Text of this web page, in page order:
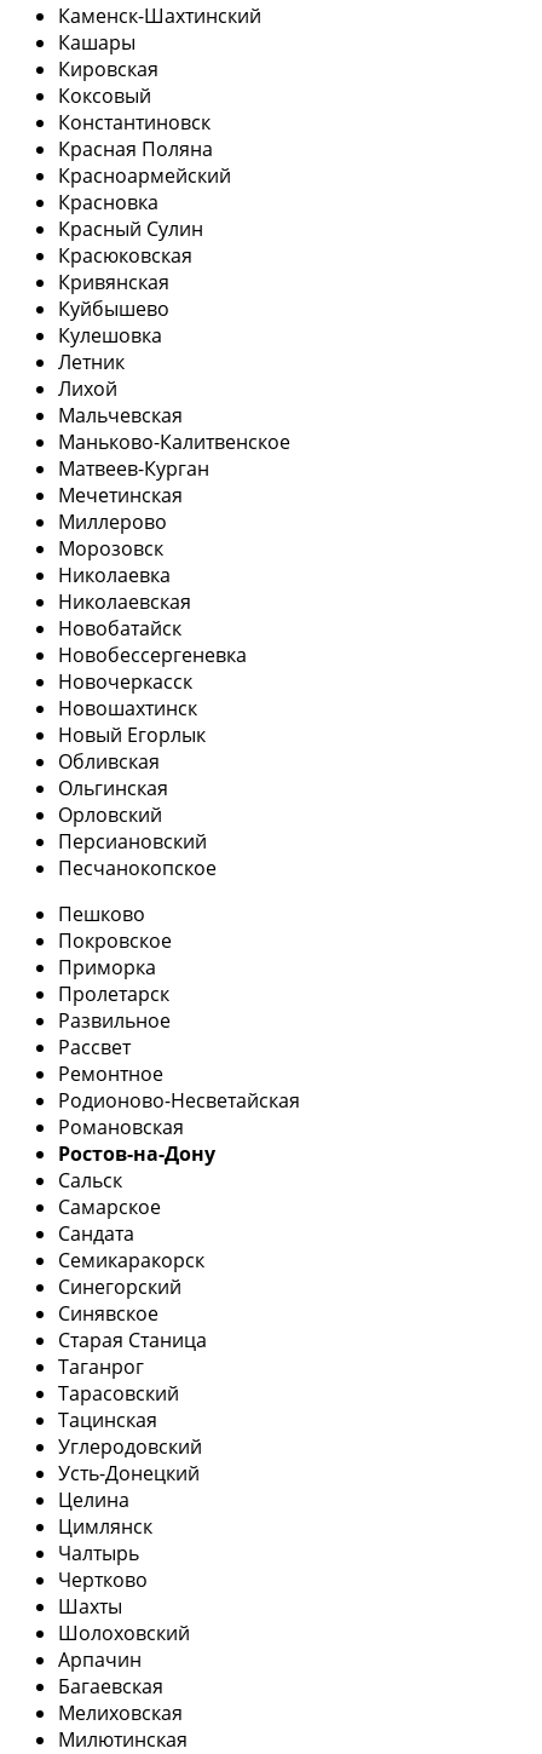
Каменск-Шахтинский
Кашары
Кировская
Коксовый
Константиновск
Красная Поляна
Красноармейский
Красновка
Красный Сулин
Красюковская
Кривянская
Куйбышево
Кулешовка
Летник
Лихой
Мальчевская
Маньково-Калитвенское
Матвеев-Курган
Мечетинская
Миллерово
Морозовск
Николаевка
Николаевская
Новобатайск
Новобессергеневка
Новочеркасск
Новошахтинск
Новый Егорлык
Обливская
Ольгинская
Орловский
Персиановский
Песчанокопское
Пешково
Покровское
Приморка
Пролетарск
Развильное
Рассвет
Ремонтное
Родионово-Несветайская
Романовская
Ростов-на-Дону
Сальск
Самарское
Сандата
Семикаракорск
Синегорский
Синявское
Старая Станица
Таганрог
Тарасовский
Тацинская
Углеродовский
Усть-Донецкий
Целина
Цимлянск
Чалтырь
Чертково
Шахты
Шолоховский
Арпачин
Багаевская
Мелиховская
Милютинская